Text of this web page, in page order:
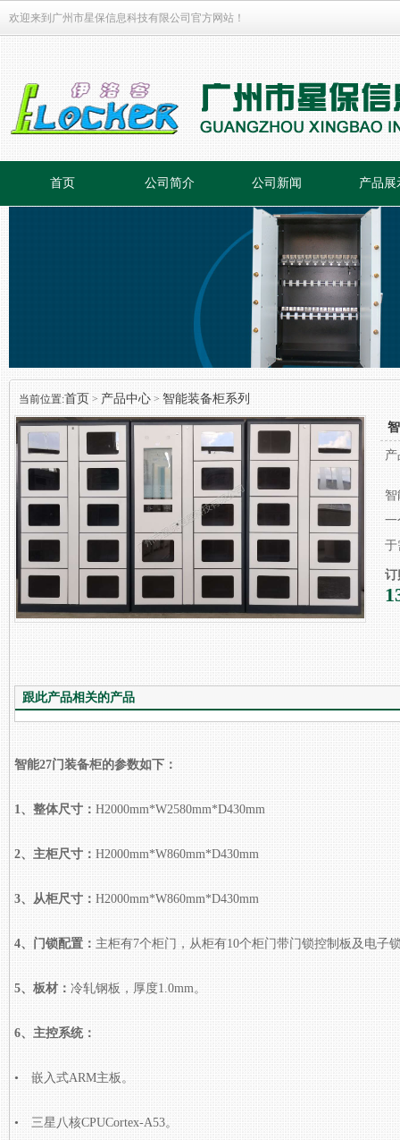
欢迎来到广州市星保信息科技有限公司官方网站！
首页 公司简介 公司新闻 产品展
当前位置:首页 > 产品中心 > 智能装备柜系列
智
一
于
订
跟此产品相关的产品
智能27门装备柜的参数如下：
1、整体尺寸： H2000mm*W2580mm*D430mm
2、主柜尺寸： H2000mm*W860mm*D430mm
3、从柜尺寸： H2000mm*W860mm*D430mm
4、门锁配置： 主柜有7个柜门，从柜有10个柜门带门锁控制板及电
5、板材： 冷轧钢板，厚度1.0mm。
6、主控系统：
• 嵌入式ARM主板。
• 三星八核CPUCortex-A53。